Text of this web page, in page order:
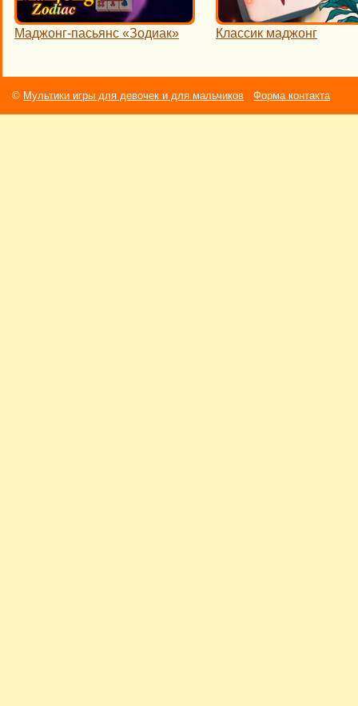
Маджонг-пасьянс «Зодиак» Классик маджонг
© Мультики игры для девочек и для мальчиков Форма контакта